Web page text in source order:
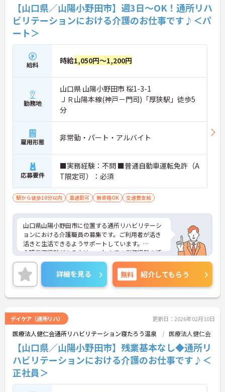
【山口県／山陽小野田市】週3日～OK！通所リハ
ビリテーションにおける介護のお仕事です♪＜パ
ート＞
給料 時給1,050円～1,200円
勤務地
山口県 山陽小野田市 桜1-3-1
ＪＲ山陽本線(神戸－門司)「厚狭駅」徒歩5
分
雇用形態 非常勤・パート・アルバイト
応募要件
■実務経験：不問 ■普通自動車運転免許（A
T限定可）：必須
駅から徒歩10分以内 車通勤可 無資格OK 交通費支給
山口県山陽小野田市に位置する通所リハビリテーシ
ョンにおける介護職員の募集です。ご利用者が活き
活きと生活できるようサポートしています。
介護業務経験がある方は、これまでの業務経験を活
かしながら就業できる環境です。ご利用者に寄り添
って介護サービスを提供を行っていただける方を募
集しています。
ご興味のある方には、面接対策ポイントなど、さら
に詳細をお話しいたしますのでお気軽にご相談くだ
詳細を見る 無料 紹介してもらう
デイケア（通所リハ） 更新日：2026年02月10日
医療法人健仁会通所リハビリテーション寝たろう温泉 医療法人健仁会
【山口県／山陽小野田市】残業基本なし◆通所リ
ハビリテーションにおける介護のお仕事です♪＜
正社員＞